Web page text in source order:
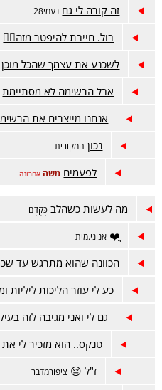
זה קורה לי גם נעמי28
בול. חייבת להיפטר מזה😵‍💫
לשכנע את עצמך שהכל מוכן
אבל הרשימה לא מסתיימת
אנחנו מייצרים את
נכון המקורית
לפעמים משה אחרונה
מה לעשות כשהלב כְּקֶדֶם
ֲֿ❤️ אנוני.מית
הכוונה שהוא מתרגש עד
כע לי עוזר הליכות ליליות
גם לי ואני מגיבה לזה
טנקס.. הוא מזכיר לי
ז"ל 😔 ציפורמדבר